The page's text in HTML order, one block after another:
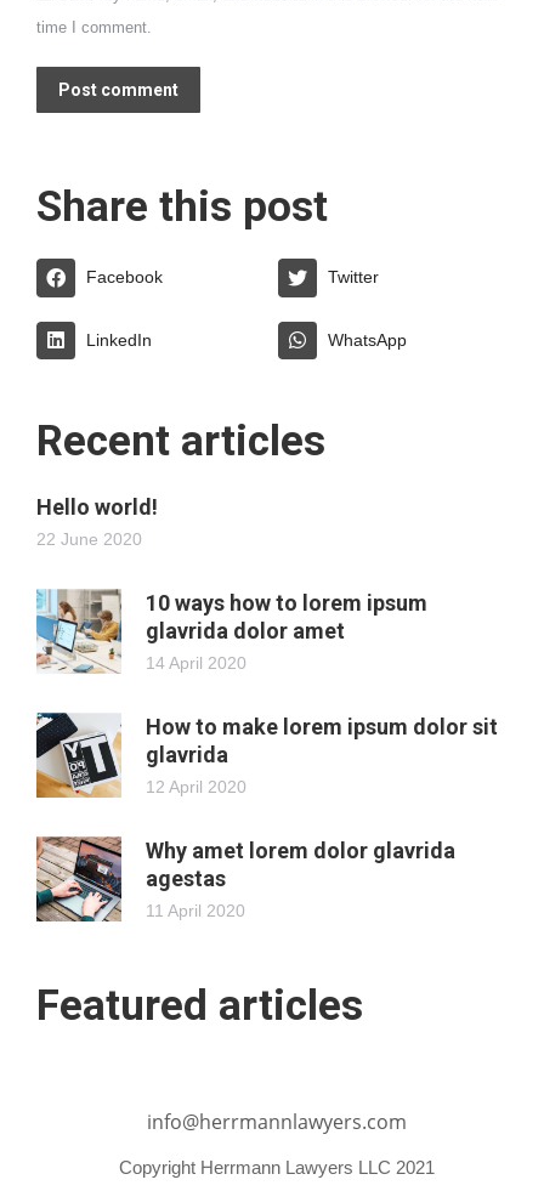
time I comment.
Post comment
Share this post
Facebook Twitter
LinkedIn WhatsApp
Recent articles
Hello world!
22 June 2020
10 ways how to lorem ipsum
glavrida dolor amet
14 April 2020
How to make lorem ipsum dolor sit
glavrida
12 April 2020
Why amet lorem dolor glavrida
agestas
11 April 2020
Featured articles
info@herrmannlawyers.com
Copyright Herrmann Lawyers LLC 2021